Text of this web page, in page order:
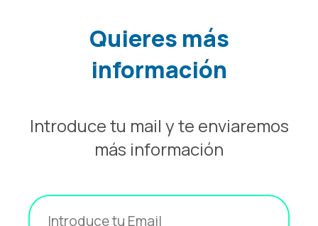
Quieres más
información
Introduce tu mail y te enviaremos
más información